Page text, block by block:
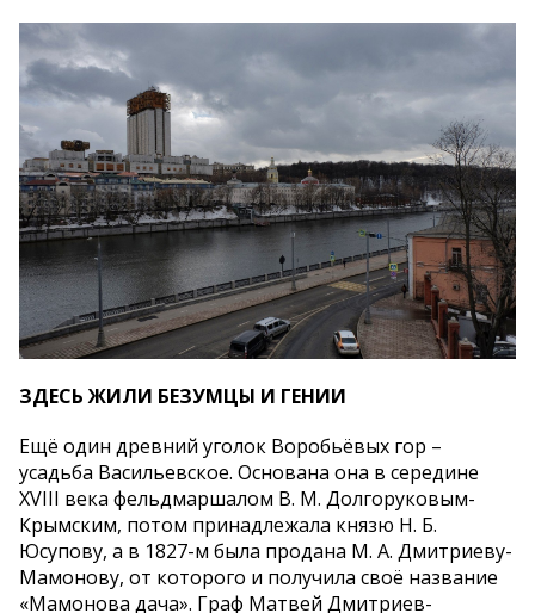
ЗДЕСЬ ЖИЛИ БЕЗУМЦЫ И ГЕНИИ
Ещё один древний уголок Воробьёвых гор –
усадьба Васильевское. Основана она в середине
XVIII века фельдмаршалом В. М. Долгоруковым-
Крымским, потом принадлежала князю Н. Б.
Юсупову, а в 1827-м была продана М. А. Дмитриеву-
Мамонову, от которого и получила своё название
«Мамонова дача». Граф Матвей Дмитриев-